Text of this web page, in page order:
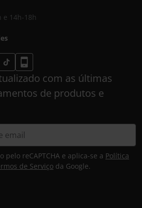
e 14h-18h
com as últimas
de produtos e
pelo reCAPTCHA e aplica-se a Política
de Serviço da Google.